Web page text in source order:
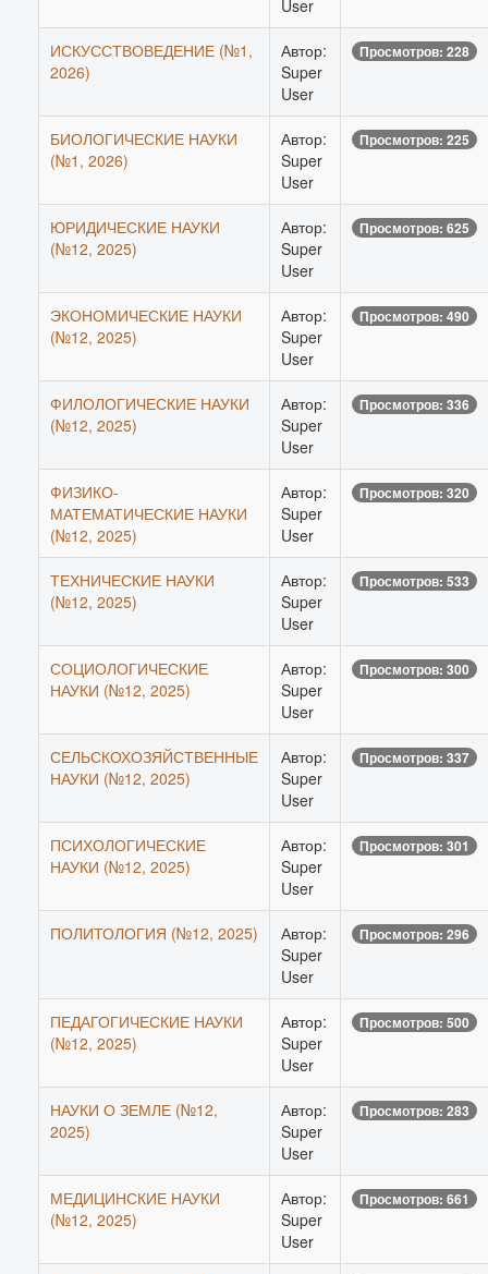
User
ИСКУССТВОВЕДЕНИЕ (№1,
2026)
Автор:
Super
User
Просмотров: 228
БИОЛОГИЧЕСКИЕ НАУКИ
(№1, 2026)
Автор:
Super
User
Просмотров: 225
ЮРИДИЧЕСКИЕ НАУКИ
(№12, 2025)
Автор:
Super
User
Просмотров: 625
ЭКОНОМИЧЕСКИЕ НАУКИ
(№12, 2025)
Автор:
Super
User
Просмотров: 490
ФИЛОЛОГИЧЕСКИЕ НАУКИ
(№12, 2025)
Автор:
Super
User
Просмотров: 336
ФИЗИКО-
МАТЕМАТИЧЕСКИЕ НАУКИ
(№12, 2025)
Автор:
Super
User
Просмотров: 320
ТЕХНИЧЕСКИЕ НАУКИ
(№12, 2025)
Автор:
Super
User
Просмотров: 533
СОЦИОЛОГИЧЕСКИЕ
НАУКИ (№12, 2025)
Автор:
Super
User
Просмотров: 300
СЕЛЬСКОХОЗЯЙСТВЕННЫЕ
НАУКИ (№12, 2025)
Автор:
Super
User
Просмотров: 337
ПСИХОЛОГИЧЕСКИЕ
НАУКИ (№12, 2025)
Автор:
Super
User
Просмотров: 301
ПОЛИТОЛОГИЯ (№12, 2025)
Автор:
Super
User
Просмотров: 296
ПЕДАГОГИЧЕСКИЕ НАУКИ
(№12, 2025)
Автор:
Super
User
Просмотров: 500
НАУКИ О ЗЕМЛЕ (№12,
2025)
Автор:
Super
User
Просмотров: 283
МЕДИЦИНСКИЕ НАУКИ
(№12, 2025)
Автор:
Super
User
Просмотров: 661